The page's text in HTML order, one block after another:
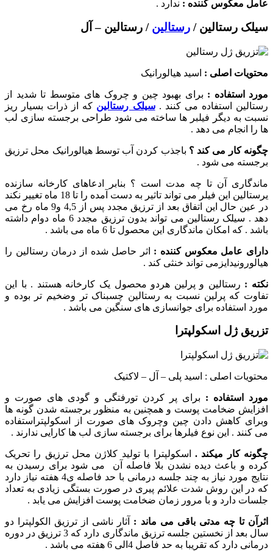
عامل معکوس کننده : ندارد .
سیلک رستالین / رستالین / رستالین – آل
محتویات اصلی : اسید هیالورانیک
مورد استفاده : برای بهبود چین و چروک های متوسط تا شدید از
رستالین استفاده می کنند .سیلک رستالین که از ذرات بسیار ریز
نسبت به دیگر فیلبر ها ساخته می شود طراحی برجسته سازی لب
ها را انجام می دهد .
چگونه کار می کند ؟ باجذب کردن آب توسط هیالورانیک محل ترزیق
برجسته می شود .
ماندگاری آن تا چه مدت است ؟ بنابر ادعاهای کارخانه سازنده
یرستالین این فیلر می تواند تاثیر به دست آمده را تا 18 ماه تغییر نکند
در عین حال این اتفاق بعد از ترزیق مجدد پس از 4,5 و9 ماه رخ می
دهد . سیلک رستالین می تواند بدون ترزیق مجدد 6 ماه دوام داشته
باشد . که امکان ماندگاری این محصول تا 6 ماه می باشد .
دارای عامل معکوس کننده : اثر حاصل شده از درمان رستالین را
هیالورونیدایزمی تواند خنثی کند .
نکته : رستالین و پرلین هردو محصول یک کارخانه هستند . با این
تفاوت که پرلین نسبت به رستالین چسبناک تر وضخیم تر بوده و
مورد استفاده برای جوانسازی های سنگین می باشد .
تزریق ژل اسکولپترا
محتویات اصلی : اسید پلی – آل – لاکتیک
مورد استفاده : برای پر کردن تورفتگی و گودی های صورت و
افزایش ضخامت پوست و همچنین به منظور برجسته شدن گونه ها
وبرای کاهش دادن چین وچروک های صورت از اسکولپتراستفاده
می کنند . این نوع فیلرها برای برجسته سازی لب ها کارایی ندارند .
چگونه کار میکند . اسکولپترا با تولید کلاژن محل ترزیق را تحریک
کرده و باعث دیده نشدن بلا فاصله آن می شود برای رسیدن به
نتایج مورد نیاز به چند جلسه درمانی با حد فاصله ی4 هفته نیاز دارد
که در این روش شدت علائم پیری در صورت بستگی زیادی به تعداد
جلسات دارد و با مرور زمان ضخامت پوست افزایش می یابد .
اثرآن تا چه مدتی باقی می ماند : آثار ناشی از ترزیق الکولپترا دو
سال بعد از نخستین جلسه ترزیق ماندگاری دارد که 3 ترزیق در دوره
درمانی دارد که تقریبا به حد فاصل 4الی 6 هفته می باشد .